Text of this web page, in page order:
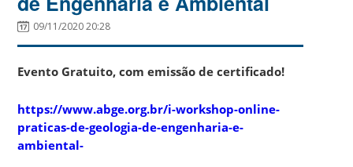
09/11/2020 20:28
Evento Gratuito, com emissão de certificado!
https://www.abge.org.br/i-workshop-online-
praticas-de-geologia-de-engenharia-e-
ambiental-